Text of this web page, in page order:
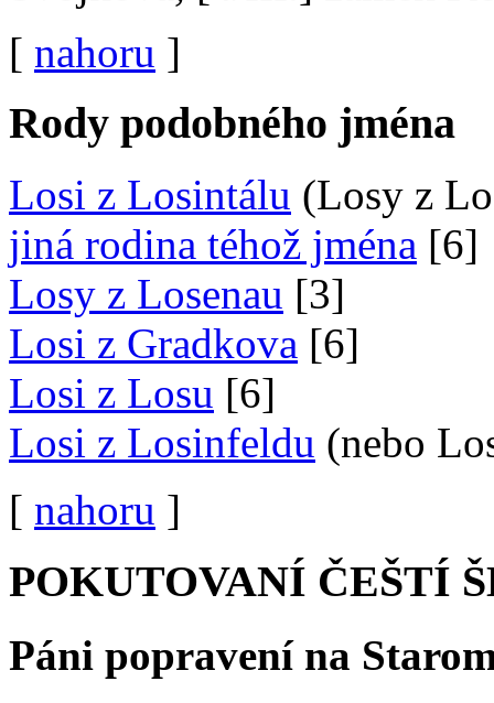
[ nahoru ]
Rody podobného jména
Losi z Losintálu (Losy z
jiná rodina téhož jména [6]
Losy z Losenau [3]
Losi z Gradkova [6]
Losi z Losu [6]
Losi z Losinfeldu (nebo
[ nahoru ]
POKUTOVANÍ ČEŠTÍ
Páni popravení na